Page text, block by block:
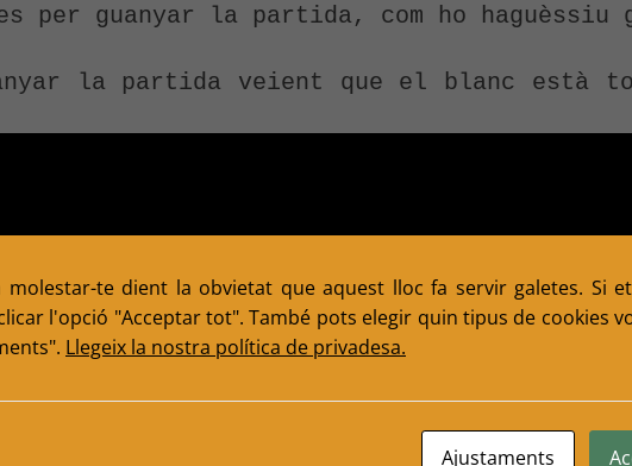
per guanyar la partida, com ho haguèssiu
la partida veient que el blanc està
que són els determinants del costat de
les partides d'escacs el més interessant és
absolutament el que volgueu!!
molestar-te dient la obvietat que aquest lloc fa servir galetes. Si
l'opció "Acceptar tot". També pots elegir quin tipus de cookies
Llegeix la nostra política de privadesa.
Ajustaments